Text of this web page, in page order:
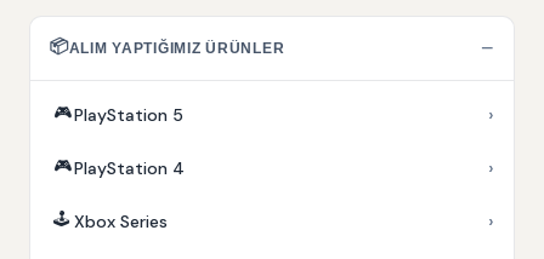
📦ALIM YAPTIĞIMIZ ÜRÜNLER −
🎮PlayStation 5 ›
🎮PlayStation 4 ›
🕹️ Xbox Series ›